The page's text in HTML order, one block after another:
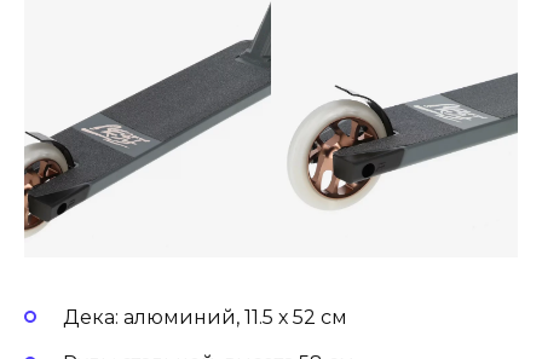
Дека: алюминий, 11.5 х 52 см